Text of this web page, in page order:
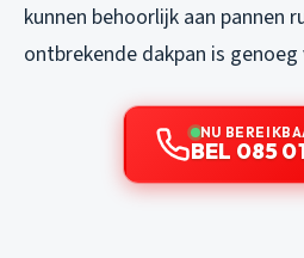
kunnen behoorlijk aan pannen
ontbrekende dakpan is
NU
BEL 085